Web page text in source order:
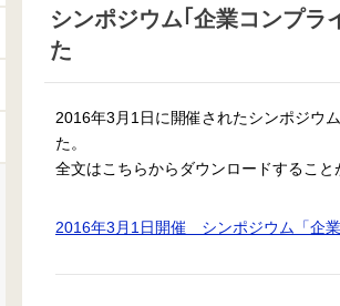
シンポジウム｢企業コンプラ
た
2016年3月1日に開催されたシンポジウ
た。
全文はこちらからダウンロードすること
2016年3月1日開催 シンポジウム「企